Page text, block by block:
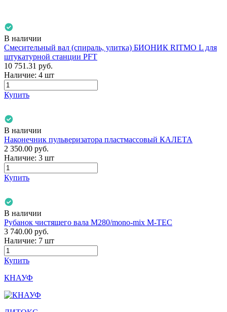
В наличии
Смесительный вал (спираль, улитка) БИОНИК RITMO L для
штукатурной станции PFT
10 751.31 руб.
Наличие: 4 шт
Купить
В наличии
Наконечник пульверизатора пластмассовый КАЛЕТА
2 350.00 руб.
Наличие: 3 шт
Купить
В наличии
Рубанок чистящего вала М280/mono-mix M-TEC
3 740.00 руб.
Наличие: 7 шт
Купить
КНАУФ